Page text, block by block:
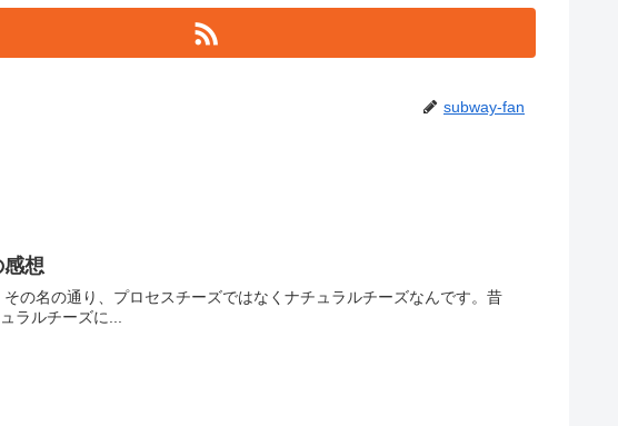
subway-fan
想
の名の通り、プロセスチーズではなくナチュラルチーズなんです。昔
ラルチーズに...